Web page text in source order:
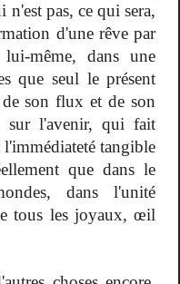
n'est pas, ce qui sera,
d'une rêve par
même, dans une
que seul le présent
son flux et de son
sur l'avenir, qui fait
l'immédiateté tangible
que dans le
dans l'unité
tous les joyaux, œil